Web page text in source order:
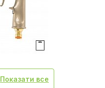
Показати все